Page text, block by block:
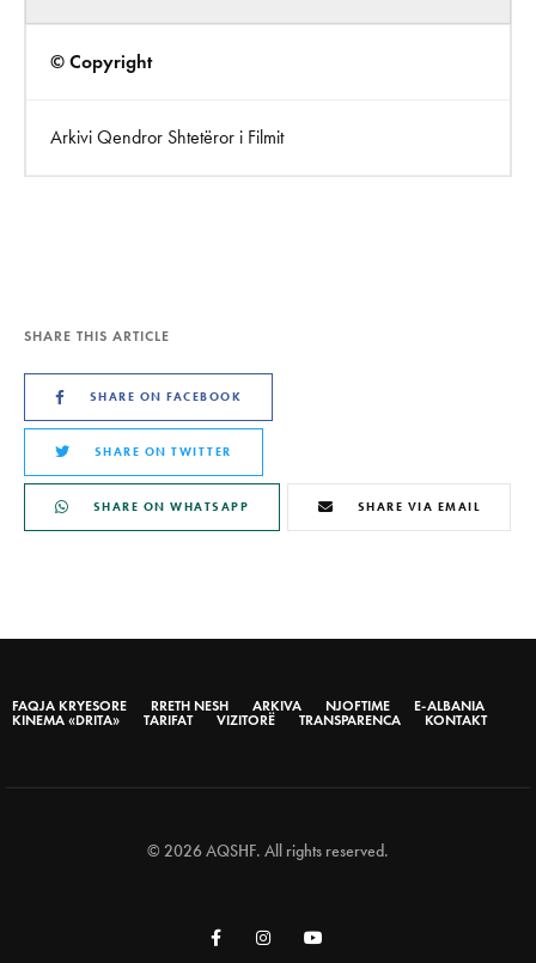
© Copyright
Arkivi Qendror Shtetëror i Filmit
SHARE THIS ARTICLE
SHARE ON FACEBOOK
SHARE ON TWITTER
SHARE ON WHATSAPP SHARE VIA EMAIL
FAQJA KRYESORE RRETH NESH ARKIVA NJOFTIME
E-ALBANIA
KINEMA «DRITA»
TARIFAT VIZITORË TRANSPARENCA KONTAKT
© 2026 AQSHF. All rights reserved.